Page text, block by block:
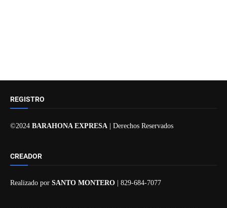
REGISTRO
©2024 BARAHONA EXPRESA | Derechos Reservados
CREADOR
Realizado por SANTO MONTERO | 829-684-7077